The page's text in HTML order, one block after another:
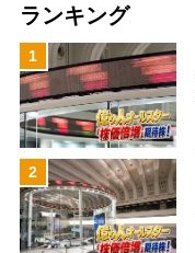
ランキング
1
2